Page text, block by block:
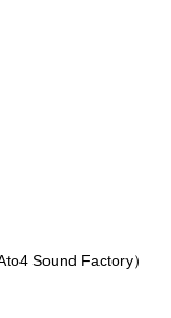
Sound Factory）